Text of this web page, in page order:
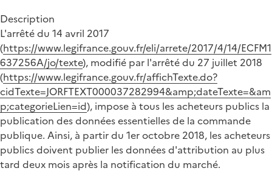
Description
L'arrêté du 14 avril 2017
(https://www.legifrance.gouv.fr/eli/arrete/2017/4/14/ECFM1
637256A/jo/texte), modifié par l'arrêté du 27 juillet 2018
(https://www.legifrance.gouv.fr/affichTexte.do?
cidTexte=JORFTEXT000037282994&amp;dateTexte=&am
p;categorieLien=id), impose à tous les acheteurs publics la
publication des données essentielles de la commande
publique. Ainsi, à partir du 1er octobre 2018, les acheteurs
publics doivent publier les données d'attribution au plus
tard deux mois après la notification du marché.